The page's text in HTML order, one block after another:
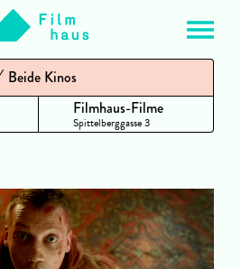
Beide Kinos
Filmhaus-Filme
Spittelberggasse 3